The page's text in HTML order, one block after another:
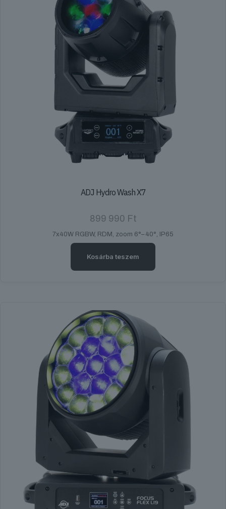
ADJ Hydro Wash X7
899 990 Ft
7x40W RGBW, RDM, zoom 6°–40°, IP65
Kosárba teszem